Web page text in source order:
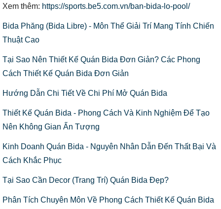
Xem thêm: https://sports.be5.com.vn/ban-bida-lo-pool/
Bida Phăng (Bida Libre) - Môn Thể Giải Trí Mang Tính Chiến
Thuật Cao
Tại Sao Nên Thiết Kế Quán Bida Đơn Giản? Các Phong
Cách Thiết Kế Quán Bida Đơn Giản
Hướng Dẫn Chi Tiết Về Chi Phí Mở Quán Bida
Thiết Kế Quán Bida - Phong Cách Và Kinh Nghiệm Để Tạo
Nên Không Gian Ấn Tượng
Kinh Doanh Quán Bida - Nguyên Nhân Dẫn Đến Thất Bại Và
Cách Khắc Phục
Tại Sao Cần Decor (Trang Trí) Quán Bida Đẹp?
Phân Tích Chuyên Môn Về Phong Cách Thiết Kế Quán Bida